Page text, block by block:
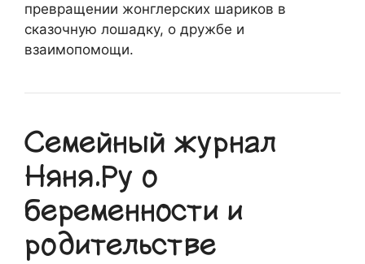
превращении жонглерских шариков в
сказочную лошадку, о дружбе и
взаимопомощи.
Семейный журнал
Няня.Ру о
беременности и
родительстве